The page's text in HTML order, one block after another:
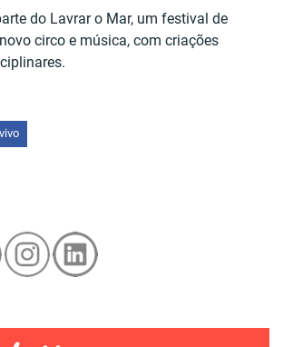
do Lavrar o Mar, um festival de
circo e música, com criações